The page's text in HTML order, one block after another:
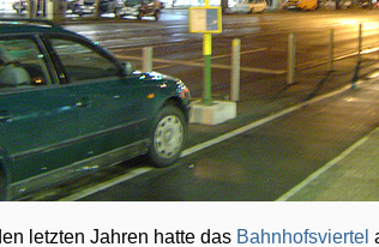
letzten Jahren hatte das Bahnhofsviertel